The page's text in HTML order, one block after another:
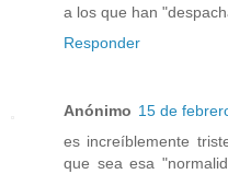
a los que han
Responder
Anónimo 15 de
es increíblemente
que sea esa